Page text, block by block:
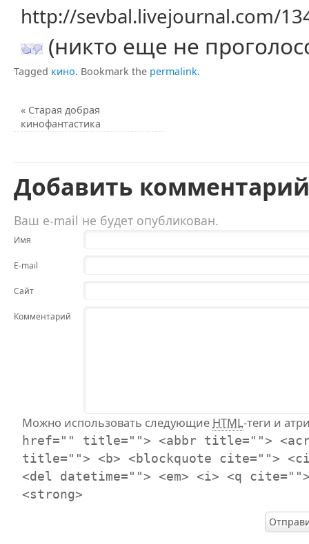
http://sevbal.livejournal.com/
(никто еще не
Tagged кино. Bookmark the permalink.
« Старая добрая
кинофантастика
Добавить комментарий
Ваш e-mail не будет опубликован.
Имя
E-mail
Сайт
Комментарий
Можно использовать следующие HTML-теги и
href="" title=""> <abbr title="">
title=""> <b> <blockquote cite="">
<del datetime=""> <em> <i> <q
<strong>